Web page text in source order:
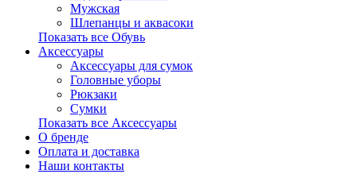
Мужская
Шлепанцы и аквасоки
Показать все Обувь
Аксессуары
Аксессуары для сумок
Головные уборы
Рюкзаки
Сумки
Показать все Аксессуары
О бренде
Оплата и доставка
Наши контакты